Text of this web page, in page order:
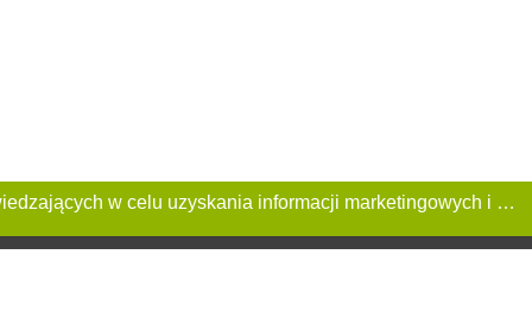
Ta Strona używa plików «cookies». Portal korzysta również z serwisu internetowego do zbierania danych technicznych o odwiedzających w celu uzyskania informacji marketingowych i statystycznych. Warunki przetwarzania danych odwiedzających Stronę, patrz: